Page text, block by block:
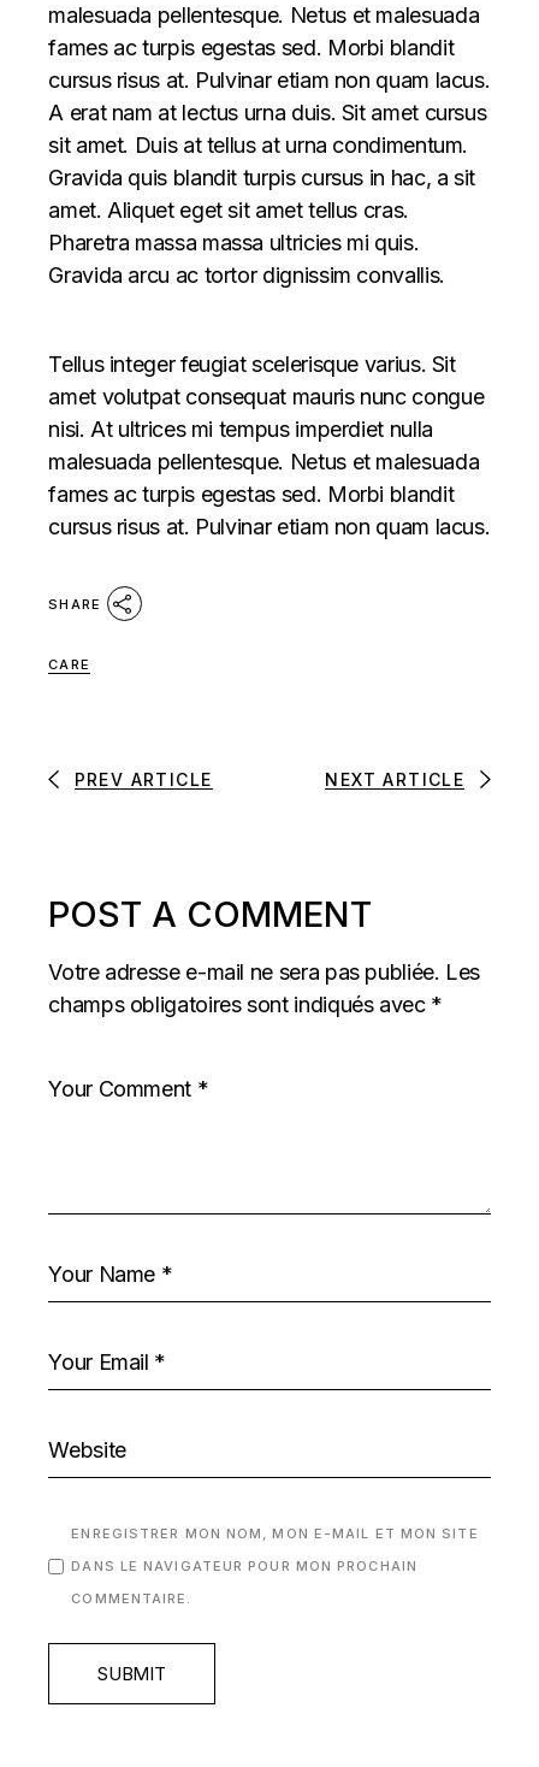
malesuada pellentesque. Netus et malesuada
fames ac turpis egestas sed. Morbi blandit
cursus risus at. Pulvinar etiam non quam lacus.
A erat nam at lectus urna duis. Sit amet cursus
sit amet. Duis at tellus at urna condimentum.
Gravida quis blandit turpis cursus in hac, a sit
amet. Aliquet eget sit amet tellus cras.
Pharetra massa massa ultricies mi quis.
Gravida arcu ac tortor dignissim convallis.
Tellus integer feugiat scelerisque varius. Sit
amet volutpat consequat mauris nunc congue
nisi. At ultrices mi tempus imperdiet nulla
malesuada pellentesque. Netus et malesuada
fames ac turpis egestas sed. Morbi blandit
cursus risus at. Pulvinar etiam non quam lacus.
SHARE
CARE
PREV ARTICLE NEXT ARTICLE
POST A COMMENT
Votre adresse e-mail ne sera pas publiée. Les
champs obligatoires sont indiqués avec *
ENREGISTRER MON NOM, MON E-MAIL ET MON SITE
DANS LE NAVIGATEUR POUR MON PROCHAIN
COMMENTAIRE.
SUBMIT